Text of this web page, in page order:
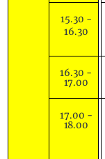
15.30 -
16.30
16.30 -
17.00
17.00 -
18.00